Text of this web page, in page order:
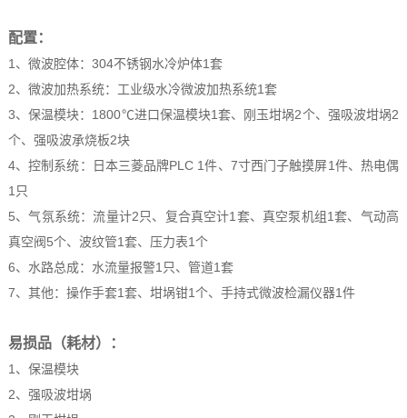
配置：
1、微波腔体：304不锈钢水冷炉体1套
2、微波加热系统：工业级水冷微波加热系统1套
3、保温模块：1800℃进口保温模块1套、刚玉坩埚2个、强吸波坩埚2
个、强吸波承烧板2块
4、控制系统：日本三菱品牌PLC 1件、7寸西门子触摸屏1件、热电偶
1只
5、气氛系统：流量计2只、复合真空计1套、真空泵机组1套、气动高
真空阀5个、波纹管1套、压力表1个
6、水路总成：水流量报警1只、管道1套
7、其他：操作手套1套、坩埚钳1个、手持式微波检漏仪器1件
易损品（耗材）：
1、保温模块
2、强吸波坩埚